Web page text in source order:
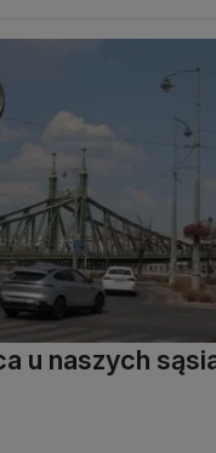
u naszych